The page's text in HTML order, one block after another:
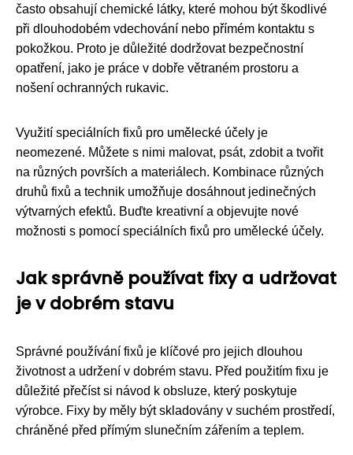
často obsahují chemické látky, které mohou být škodlivé
při dlouhodobém vdechování nebo přímém kontaktu s
pokožkou. Proto je důležité dodržovat bezpečnostní
opatření, jako je práce v dobře větraném prostoru a
nošení ochranných rukavic.
Využití speciálních fixů pro umělecké účely je
neomezené. Můžete s nimi malovat, psát, zdobit a tvořit
na různých površích a materiálech. Kombinace různých
druhů fixů a technik umožňuje dosáhnout jedinečných
výtvarných efektů. Buďte kreativní a objevujte nové
možnosti s pomocí speciálních fixů pro umělecké účely.
Jak správně používat fixy a udržovat
je v dobrém stavu
Správné používání fixů je klíčové pro jejich dlouhou
životnost a udržení v dobrém stavu. Před použitím fixu je
důležité přečíst si návod k obsluze, který poskytuje
výrobce. Fixy by měly být skladovány v suchém prostředí,
chráněné před přímým slunečním zářením a teplem.